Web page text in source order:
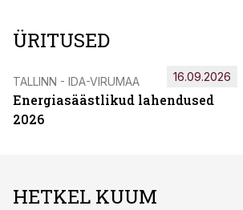
ÜRITUSED
TALLINN - IDA-VIRUMAA
Energiasäästlikud lahendused
2026
16.09.2026
HETKEL KUUM